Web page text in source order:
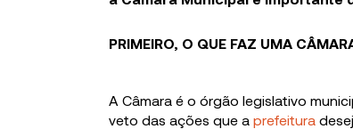
PRIMEIRO, O QUE FAZ UMA
A Câmara é o órgão legislativo
veto das ações que a prefeitura